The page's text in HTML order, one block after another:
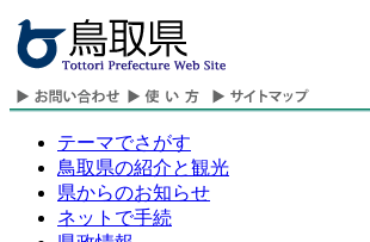
テーマでさがす
鳥取県の紹介と観光
県からのお知らせ
ネットで手続